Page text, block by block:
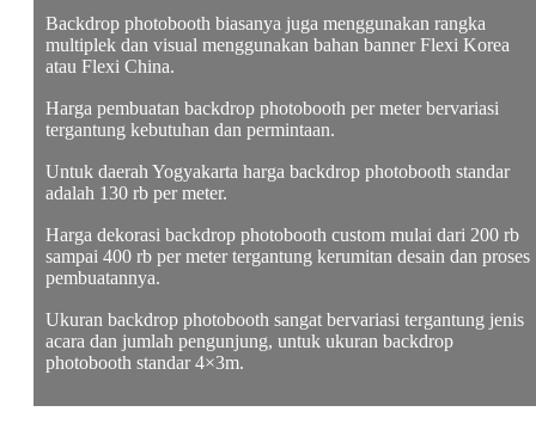
Backdrop photobooth biasanya juga menggunakan rangka
multiplek dan visual menggunakan bahan banner Flexi Korea
atau Flexi China.
Harga pembuatan backdrop photobooth per meter bervariasi
tergantung kebutuhan dan permintaan.
Untuk daerah Yogyakarta harga backdrop photobooth standar
adalah 130 rb per meter.
Harga dekorasi backdrop photobooth custom mulai dari 200 rb
sampai 400 rb per meter tergantung kerumitan desain dan proses
pembuatannya.
Ukuran backdrop photobooth sangat bervariasi tergantung jenis
acara dan jumlah pengunjung, untuk ukuran backdrop
photobooth standar 4×3m.